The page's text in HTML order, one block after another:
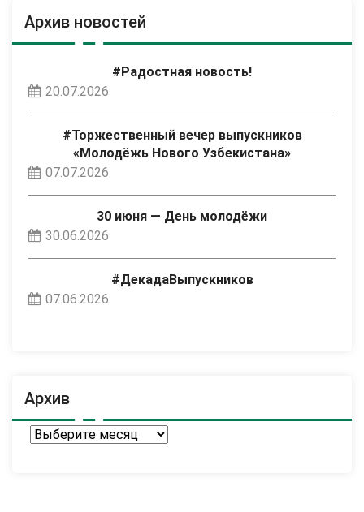
Архив новостей
#Радостная новость!
20.07.2026
#Торжественный вечер выпускников
«Молодёжь Нового Узбекистана»
07.07.2026
30 июня — День молодёжи
30.06.2026
#ДекадаВыпускников
07.06.2026
Архив
Архив